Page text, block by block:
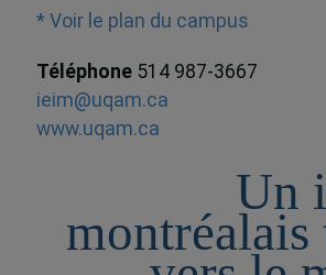
* Voir le plan du campus
Téléphone 514 987-3667
ieim@uqam.ca
www.uqam.ca
Un
montréalais